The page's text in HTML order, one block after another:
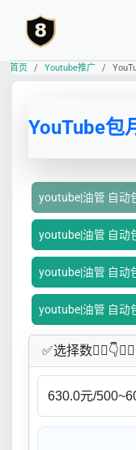
首页 Youtube推广
YouTube包
youtube|油管 自动
youtube|油管 自动
youtube|油管 自动
youtube|油管 自动
✅​选择数👇🏻​​👇👇🏻​​